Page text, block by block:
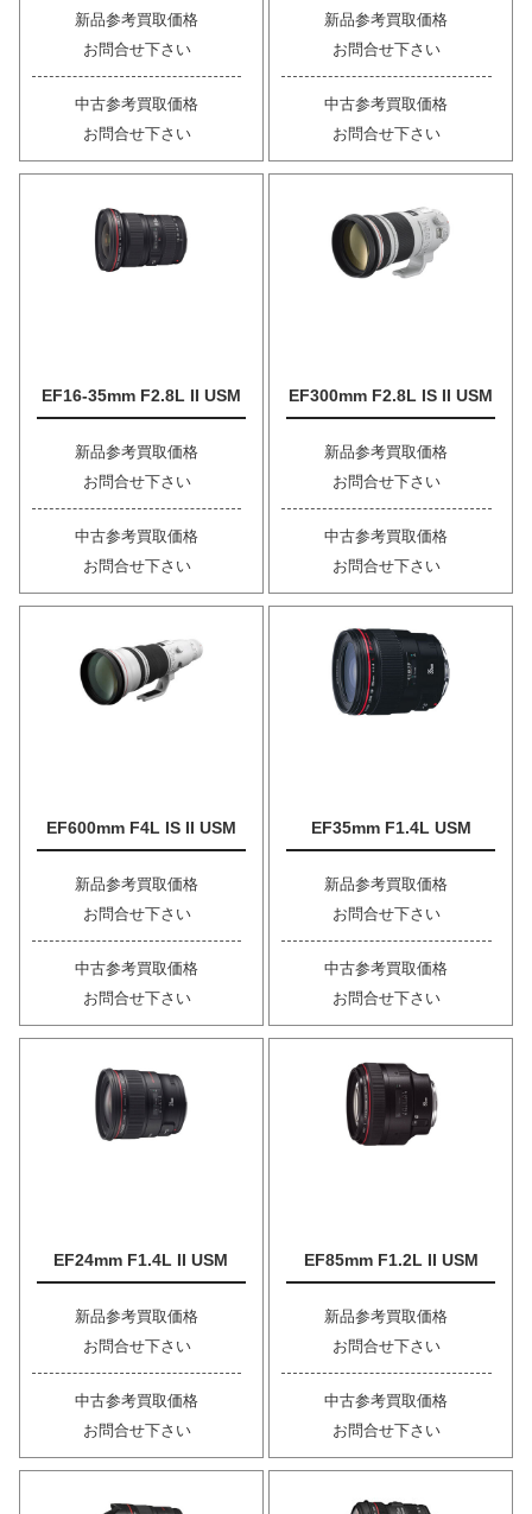
新品参考買取価格
お問合せ下さい
中古参考買取価格
お問合せ下さい
新品参考買取価格
お問合せ下さい
中古参考買取価格
お問合せ下さい
EF16-35mm F2.8L II USM
新品参考買取価格
お問合せ下さい
中古参考買取価格
お問合せ下さい
EF300mm F2.8L IS II USM
新品参考買取価格
お問合せ下さい
中古参考買取価格
お問合せ下さい
EF600mm F4L IS II USM
新品参考買取価格
お問合せ下さい
中古参考買取価格
お問合せ下さい
EF35mm F1.4L USM
新品参考買取価格
お問合せ下さい
中古参考買取価格
お問合せ下さい
EF24mm F1.4L II USM
新品参考買取価格
お問合せ下さい
中古参考買取価格
お問合せ下さい
EF85mm F1.2L II USM
新品参考買取価格
お問合せ下さい
中古参考買取価格
お問合せ下さい